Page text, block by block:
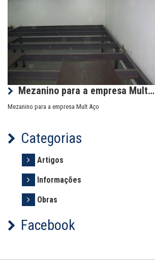
Mezanino para a empresa Mult…
Mezanino para a empresa Mult Aço
Categorias
Artigos
Informações
Obras
Facebook